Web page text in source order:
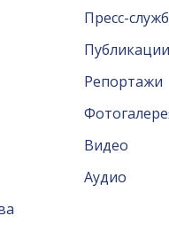
Пресс-
Репортажи
Видео
Аудио